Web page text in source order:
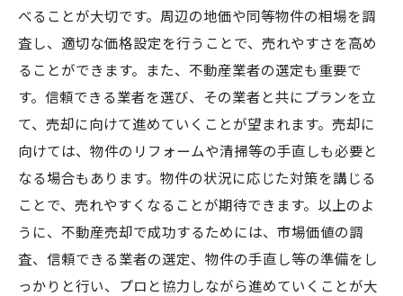
べることが大切です。周辺の地価や同等物件の相場を調
査し、適切な価格設定を行うことで、売れやすさを高め
ることができます。また、不動産業者の選定も重要で
す。信頼できる業者を選び、その業者と共にプランを立
て、売却に向けて進めていくことが望まれます。売却に
向けては、物件のリフォームや清掃等の手直しも必要と
なる場合もあります。物件の状況に応じた対策を講じる
ことで、売れやすくなることが期待できます。以上のよ
うに、不動産売却で成功するためには、市場価値の調
査、信頼できる業者の選定、物件の手直し等の準備をし
っかりと行い、プロと協力しながら進めていくことが大